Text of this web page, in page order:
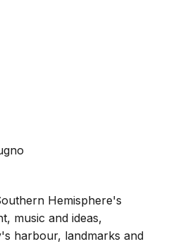
Hemisphere's
music and ideas,
harbour, landmarks and